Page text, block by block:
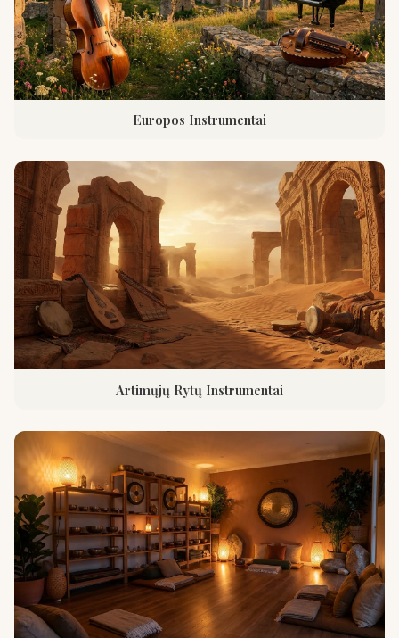
Europos Instrumentai
Artimųjų Rytų Instrumentai